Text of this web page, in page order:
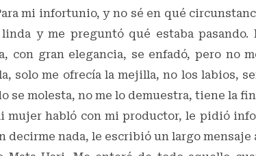
mi infortunio, y no sé en qué
y me preguntó qué estaba pasando.
con gran elegancia, se enfadó, pero no
solo me ofrecía la mejilla, no los labios,
se molesta, no me lo demuestra, tiene la
mujer habló con mi productor, le pidió
decirme nada, le escribió un largo mensaje